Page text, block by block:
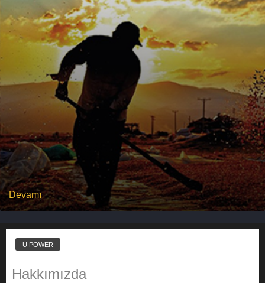
Devamı
U POWER
Hakkımızda